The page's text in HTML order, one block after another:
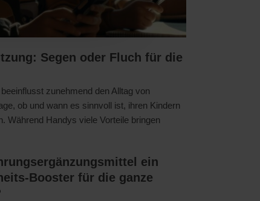
Segen oder Fluch für die
zunehmend den Alltag von
ob und wann es sinnvoll ist, ihren Kindern
Während Handys viele Vorteile bringen
ein
Booster für die ganze